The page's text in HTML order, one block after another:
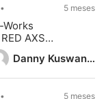
Danny Kuswandy
5 meses
AXS
5 meses